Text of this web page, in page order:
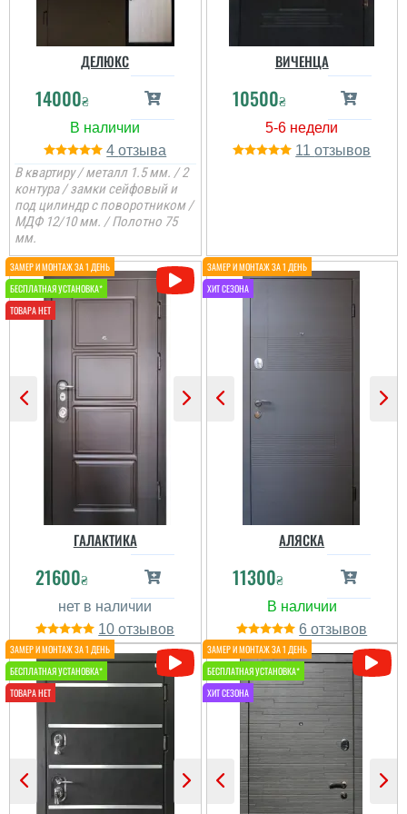
Валерій
Варіант як для хоз
читати всі відгуки
Наталія
подъезде после пожара.
Все отлично! от замеров
до установки, 2 дня. Все
понравилось. Качество
дверей отличное. Свою
функцию выполняют....
Двері чудові, тим паче,
виглядають непогано,
покриття порошкове
звичайних ...
ДЕЛЮКС
14000₴
4
В квартиру / металл 1.5 мм. / 2
контура / замки сейфовый и
под цилиндр с поворотником /
МДФ 12/10 мм. / Полотно 75
мм.
ВИЧЕНЦА
10500₴
11
ГАЛАКТИКА
21600₴
10
АЛЯСКА
11300₴
6